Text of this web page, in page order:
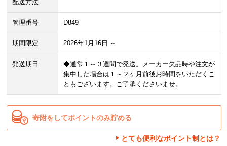
配送方法
管理番号 D849
期間限定 2026年1月16日 ～
発送期日
◆通常１～３週間で発送。メーカー欠品時や注文が
集中した場合は１～２ヶ月前後お時間をいただくこ
ともございます。ご了承くださいませ。
寄附をしてポイントのみ貯める
とても便利なポイント制とは？